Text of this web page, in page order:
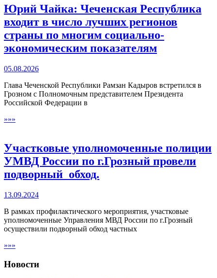
Юрий Чайка: Чеченская Республика
входит в число лучших регионов
страны по многим социально-
экономическим показателям
05.08.2026
Глава Чеченской Республики Рамзан Кадыров встретился в
Грозном с Полномочным представителем Президента
Российской Федерации в
»»»
Участковые уполномоченные полиции
УМВД России по г.Грозный провели
подворный обход.
13.09.2024
В рамках профилактического мероприятия, участковые
уполномоченные Управления МВД России по г.Грозный
осуществили подворный обход частных
»»»
Новости